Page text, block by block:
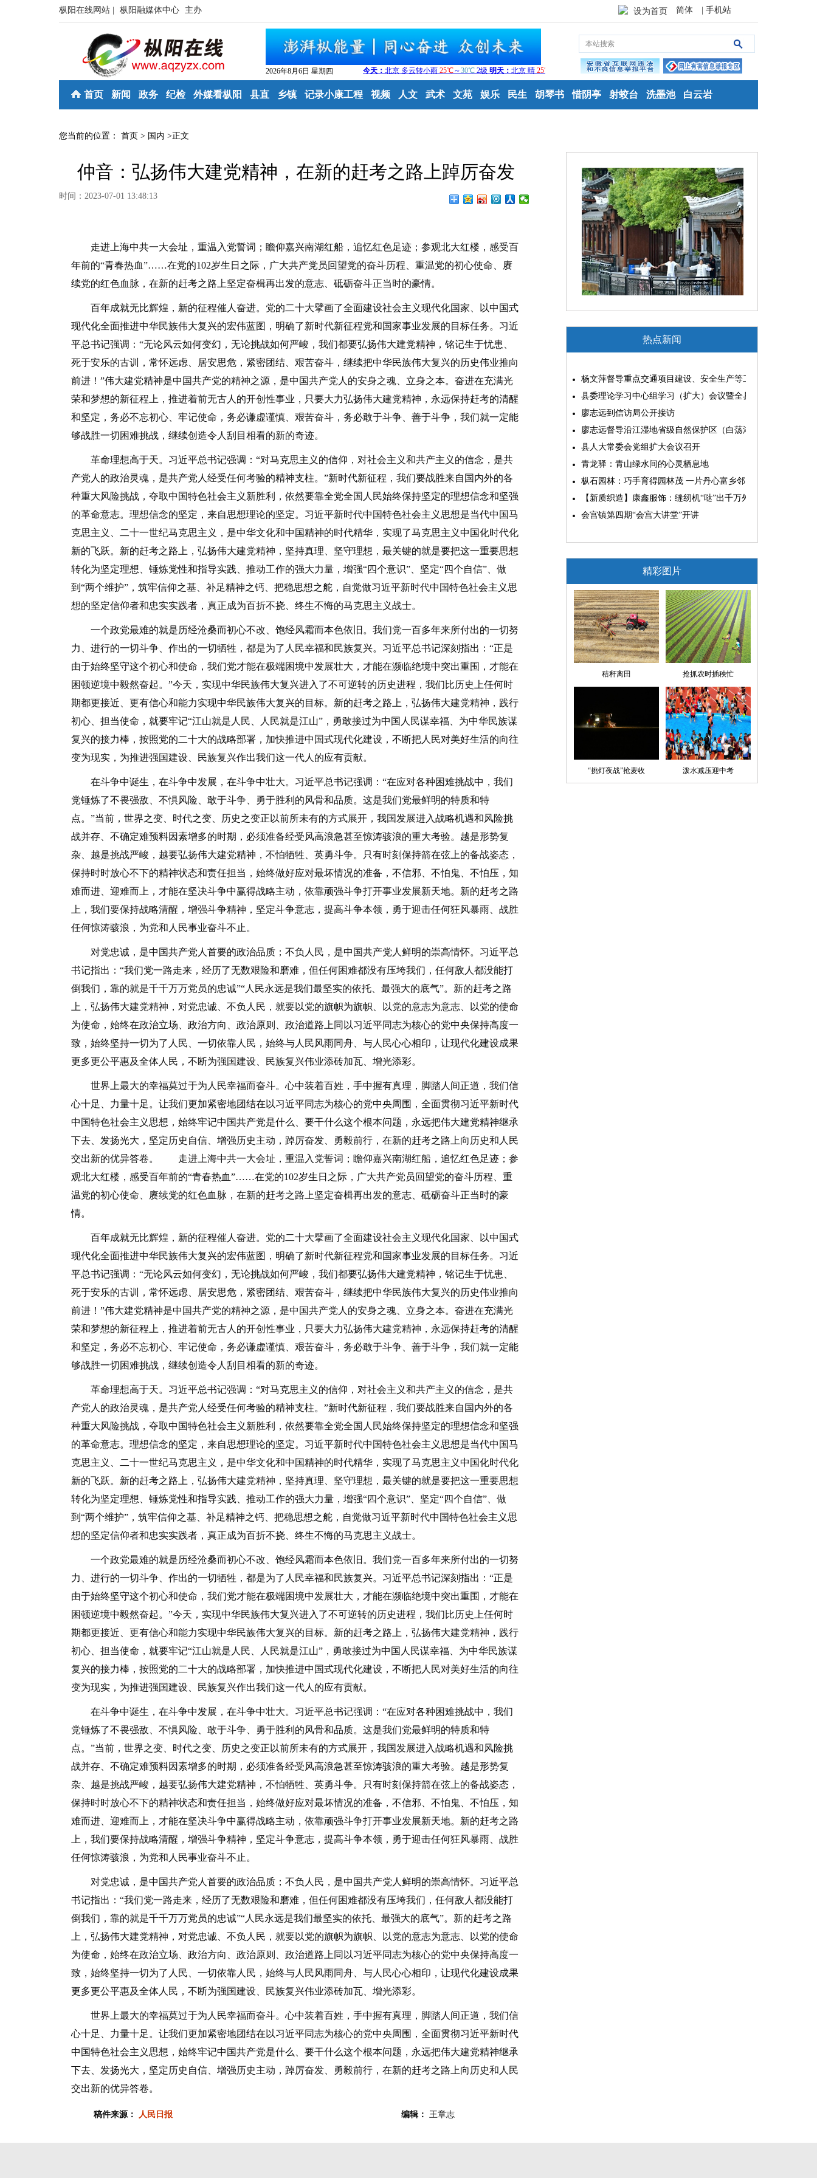
枞阳在线网站 | 枞阳融媒体中心 主办 设为首页 简体 | 手机站
2026年8月6日 星期四
首页 新闻 政务 纪检 外媒看枞阳 县直 乡镇 记录小康工程 视频 人文 武术 文苑 娱乐 民生 胡琴书 惜阴亭 射蛟台 洗墨池 白云岩
您当前的位置： 首页 > 国内 >正文
仲音：弘扬伟大建党精神，在新的赶考之路上踔厉奋发
时间：2023-07-01 13:48:13
走进上海中共一大会址，重温入党誓词；瞻仰嘉兴南湖红船，追忆红色足迹；参观北大红楼，感受百
年前的“青春热血”……在党的102岁生日之际，广大共产党员回望党的奋斗历程、重温党的初心使命、赓
续党的红色血脉，在新的赶考之路上坚定奋楫再出发的意志、砥砺奋斗正当时的豪情。
百年成就无比辉煌，新的征程催人奋进。党的二十大擘画了全面建设社会主义现代化国家、以中国式
现代化全面推进中华民族伟大复兴的宏伟蓝图，明确了新时代新征程党和国家事业发展的目标任务。习近
平总书记强调：“无论风云如何变幻，无论挑战如何严峻，我们都要弘扬伟大建党精神，铭记生于忧患、
死于安乐的古训，常怀远虑、居安思危，紧密团结、艰苦奋斗，继续把中华民族伟大复兴的历史伟业推向
前进！”伟大建党精神是中国共产党的精神之源，是中国共产党人的安身之魂、立身之本。奋进在充满光
荣和梦想的新征程上，推进着前无古人的开创性事业，只要大力弘扬伟大建党精神，永远保持赶考的清醒
和坚定，务必不忘初心、牢记使命，务必谦虚谨慎、艰苦奋斗，务必敢于斗争、善于斗争，我们就一定能
够战胜一切困难挑战，继续创造令人刮目相看的新的奇迹。
革命理想高于天。习近平总书记强调：“对马克思主义的信仰，对社会主义和共产主义的信念，是共
产党人的政治灵魂，是共产党人经受任何考验的精神支柱。”新时代新征程，我们要战胜来自国内外的各
种重大风险挑战，夺取中国特色社会主义新胜利，依然要靠全党全国人民始终保持坚定的理想信念和坚强
的革命意志。理想信念的坚定，来自思想理论的坚定。习近平新时代中国特色社会主义思想是当代中国马
克思主义、二十一世纪马克思主义，是中华文化和中国精神的时代精华，实现了马克思主义中国化时代化
新的飞跃。新的赶考之路上，弘扬伟大建党精神，坚持真理、坚守理想，最关键的就是要把这一重要思想
转化为坚定理想、锤炼党性和指导实践、推动工作的强大力量，增强“四个意识”、坚定“四个自信”、做
到“两个维护”，筑牢信仰之基、补足精神之钙、把稳思想之舵，自觉做习近平新时代中国特色社会主义思
想的坚定信仰者和忠实实践者，真正成为百折不挠、终生不悔的马克思主义战士。
一个政党最难的就是历经沧桑而初心不改、饱经风霜而本色依旧。我们党一百多年来所付出的一切努
力、进行的一切斗争、作出的一切牺牲，都是为了人民幸福和民族复兴。习近平总书记深刻指出：“正是
由于始终坚守这个初心和使命，我们党才能在极端困境中发展壮大，才能在濒临绝境中突出重围，才能在
困顿逆境中毅然奋起。”今天，实现中华民族伟大复兴进入了不可逆转的历史进程，我们比历史上任何时
期都更接近、更有信心和能力实现中华民族伟大复兴的目标。新的赶考之路上，弘扬伟大建党精神，践行
初心、担当使命，就要牢记“江山就是人民、人民就是江山”，勇敢接过为中国人民谋幸福、为中华民族谋
复兴的接力棒，按照党的二十大的战略部署，加快推进中国式现代化建设，不断把人民对美好生活的向往
变为现实，为推进强国建设、民族复兴作出我们这一代人的应有贡献。
在斗争中诞生，在斗争中发展，在斗争中壮大。习近平总书记强调：“在应对各种困难挑战中，我们
党锤炼了不畏强敌、不惧风险、敢于斗争、勇于胜利的风骨和品质。这是我们党最鲜明的特质和特
点。”当前，世界之变、时代之变、历史之变正以前所未有的方式展开，我国发展进入战略机遇和风险挑
战并存、不确定难预料因素增多的时期，必须准备经受风高浪急甚至惊涛骇浪的重大考验。越是形势复
杂、越是挑战严峻，越要弘扬伟大建党精神，不怕牺牲、英勇斗争。只有时刻保持箭在弦上的备战姿态，
保持时时放心不下的精神状态和责任担当，始终做好应对最坏情况的准备，不信邪、不怕鬼、不怕压，知
难而进、迎难而上，才能在坚决斗争中赢得战略主动，依靠顽强斗争打开事业发展新天地。新的赶考之路
上，我们要保持战略清醒，增强斗争精神，坚定斗争意志，提高斗争本领，勇于迎击任何狂风暴雨、战胜
任何惊涛骇浪，为党和人民事业奋斗不止。
对党忠诚，是中国共产党人首要的政治品质；不负人民，是中国共产党人鲜明的崇高情怀。习近平总
书记指出：“我们党一路走来，经历了无数艰险和磨难，但任何困难都没有压垮我们，任何敌人都没能打
倒我们，靠的就是千千万万党员的忠诚”“人民永远是我们最坚实的依托、最强大的底气”。新的赶考之路
上，弘扬伟大建党精神，对党忠诚、不负人民，就要以党的旗帜为旗帜、以党的意志为意志、以党的使命
为使命，始终在政治立场、政治方向、政治原则、政治道路上同以习近平同志为核心的党中央保持高度一
致，始终坚持一切为了人民、一切依靠人民，始终与人民风雨同舟、与人民心心相印，让现代化建设成果
更多更公平惠及全体人民，不断为强国建设、民族复兴伟业添砖加瓦、增光添彩。
世界上最大的幸福莫过于为人民幸福而奋斗。心中装着百姓，手中握有真理，脚踏人间正道，我们信
心十足、力量十足。让我们更加紧密地团结在以习近平同志为核心的党中央周围，全面贯彻习近平新时代
中国特色社会主义思想，始终牢记中国共产党是什么、要干什么这个根本问题，永远把伟大建党精神继承
下去、发扬光大，坚定历史自信、增强历史主动，踔厉奋发、勇毅前行，在新的赶考之路上向历史和人民
交出新的优异答卷。 走进上海中共一大会址，重温入党誓词；瞻仰嘉兴南湖红船，追忆红色足迹；参
观北大红楼，感受百年前的“青春热血”……在党的102岁生日之际，广大共产党员回望党的奋斗历程、重
温党的初心使命、赓续党的红色血脉，在新的赶考之路上坚定奋楫再出发的意志、砥砺奋斗正当时的豪
情。
百年成就无比辉煌，新的征程催人奋进。党的二十大擘画了全面建设社会主义现代化国家、以中国式
现代化全面推进中华民族伟大复兴的宏伟蓝图，明确了新时代新征程党和国家事业发展的目标任务。习近
平总书记强调：“无论风云如何变幻，无论挑战如何严峻，我们都要弘扬伟大建党精神，铭记生于忧患、
死于安乐的古训，常怀远虑、居安思危，紧密团结、艰苦奋斗，继续把中华民族伟大复兴的历史伟业推向
前进！”伟大建党精神是中国共产党的精神之源，是中国共产党人的安身之魂、立身之本。奋进在充满光
荣和梦想的新征程上，推进着前无古人的开创性事业，只要大力弘扬伟大建党精神，永远保持赶考的清醒
和坚定，务必不忘初心、牢记使命，务必谦虚谨慎、艰苦奋斗，务必敢于斗争、善于斗争，我们就一定能
够战胜一切困难挑战，继续创造令人刮目相看的新的奇迹。
革命理想高于天。习近平总书记强调：“对马克思主义的信仰，对社会主义和共产主义的信念，是共
产党人的政治灵魂，是共产党人经受任何考验的精神支柱。”新时代新征程，我们要战胜来自国内外的各
种重大风险挑战，夺取中国特色社会主义新胜利，依然要靠全党全国人民始终保持坚定的理想信念和坚强
的革命意志。理想信念的坚定，来自思想理论的坚定。习近平新时代中国特色社会主义思想是当代中国马
克思主义、二十一世纪马克思主义，是中华文化和中国精神的时代精华，实现了马克思主义中国化时代化
新的飞跃。新的赶考之路上，弘扬伟大建党精神，坚持真理、坚守理想，最关键的就是要把这一重要思想
转化为坚定理想、锤炼党性和指导实践、推动工作的强大力量，增强“四个意识”、坚定“四个自信”、做
到“两个维护”，筑牢信仰之基、补足精神之钙、把稳思想之舵，自觉做习近平新时代中国特色社会主义思
想的坚定信仰者和忠实实践者，真正成为百折不挠、终生不悔的马克思主义战士。
一个政党最难的就是历经沧桑而初心不改、饱经风霜而本色依旧。我们党一百多年来所付出的一切努
力、进行的一切斗争、作出的一切牺牲，都是为了人民幸福和民族复兴。习近平总书记深刻指出：“正是
由于始终坚守这个初心和使命，我们党才能在极端困境中发展壮大，才能在濒临绝境中突出重围，才能在
困顿逆境中毅然奋起。”今天，实现中华民族伟大复兴进入了不可逆转的历史进程，我们比历史上任何时
期都更接近、更有信心和能力实现中华民族伟大复兴的目标。新的赶考之路上，弘扬伟大建党精神，践行
初心、担当使命，就要牢记“江山就是人民、人民就是江山”，勇敢接过为中国人民谋幸福、为中华民族谋
复兴的接力棒，按照党的二十大的战略部署，加快推进中国式现代化建设，不断把人民对美好生活的向往
变为现实，为推进强国建设、民族复兴作出我们这一代人的应有贡献。
在斗争中诞生，在斗争中发展，在斗争中壮大。习近平总书记强调：“在应对各种困难挑战中，我们
党锤炼了不畏强敌、不惧风险、敢于斗争、勇于胜利的风骨和品质。这是我们党最鲜明的特质和特
点。”当前，世界之变、时代之变、历史之变正以前所未有的方式展开，我国发展进入战略机遇和风险挑
战并存、不确定难预料因素增多的时期，必须准备经受风高浪急甚至惊涛骇浪的重大考验。越是形势复
杂、越是挑战严峻，越要弘扬伟大建党精神，不怕牺牲、英勇斗争。只有时刻保持箭在弦上的备战姿态，
保持时时放心不下的精神状态和责任担当，始终做好应对最坏情况的准备，不信邪、不怕鬼、不怕压，知
难而进、迎难而上，才能在坚决斗争中赢得战略主动，依靠顽强斗争打开事业发展新天地。新的赶考之路
上，我们要保持战略清醒，增强斗争精神，坚定斗争意志，提高斗争本领，勇于迎击任何狂风暴雨、战胜
任何惊涛骇浪，为党和人民事业奋斗不止。
对党忠诚，是中国共产党人首要的政治品质；不负人民，是中国共产党人鲜明的崇高情怀。习近平总
书记指出：“我们党一路走来，经历了无数艰险和磨难，但任何困难都没有压垮我们，任何敌人都没能打
倒我们，靠的就是千千万万党员的忠诚”“人民永远是我们最坚实的依托、最强大的底气”。新的赶考之路
上，弘扬伟大建党精神，对党忠诚、不负人民，就要以党的旗帜为旗帜、以党的意志为意志、以党的使命
为使命，始终在政治立场、政治方向、政治原则、政治道路上同以习近平同志为核心的党中央保持高度一
致，始终坚持一切为了人民、一切依靠人民，始终与人民风雨同舟、与人民心心相印，让现代化建设成果
更多更公平惠及全体人民，不断为强国建设、民族复兴伟业添砖加瓦、增光添彩。
世界上最大的幸福莫过于为人民幸福而奋斗。心中装着百姓，手中握有真理，脚踏人间正道，我们信
心十足、力量十足。让我们更加紧密地团结在以习近平同志为核心的党中央周围，全面贯彻习近平新时代
中国特色社会主义思想，始终牢记中国共产党是什么、要干什么这个根本问题，永远把伟大建党精神继承
下去、发扬光大，坚定历史自信、增强历史主动，踔厉奋发、勇毅前行，在新的赶考之路上向历史和人民
交出新的优异答卷。
稿件来源： 人民日报 编辑： 王章志
热点新闻
杨文萍督导重点交通项目建设、安全生产等工作
县委理论学习中心组学习（扩大）会议暨全县“两为”能力素质
廖志远到信访局公开接访
廖志远督导沿江湿地省级自然保护区（白荡湖片区）问题整改
县人大常委会党组扩大会议召开
青龙驿：青山绿水间的心灵栖息地
枞石园林：巧手育得园林茂 一片丹心富乡邻
【新质织造】康鑫服饰：缝纫机“哒”出千万外贸大生意
会宫镇第四期“会宫大讲堂”开讲
精彩图片
秸秆离田 抢抓农时插秧忙
“挑灯夜战”抢麦收 泼水减压迎中考